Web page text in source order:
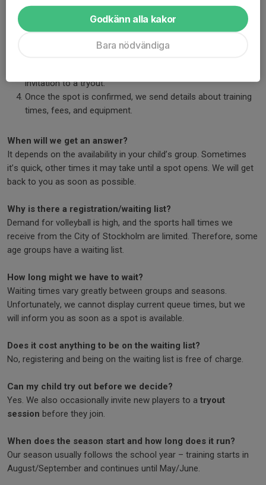
What is the process?
Submit the registration form.
invitation to a tryout.
Once the spot is confirmed, we send details about training
times, fees, and equipment.
When will we get an answer?
It depends on the availability in your child’s group. Sometimes
it’s quick, other times it may take until a spot opens. We will get
back to you as soon as possible.
Why is there a registration/waiting list?
Demand for volleyball is high, and the sports hall times we
receive from the City of Stockholm are limited. Therefore, some
age groups have a waiting list.
How long might we have to wait?
Waiting times vary greatly between groups and seasons.
Unfortunately, we cannot display current queue times, but we
will inform you as soon as a spot is available.
Does it cost anything to be on the waiting list?
No, registering and being on the waiting list is free of charge.
Can my child try out before we decide?
Yes. We also occasionally invite new players to a tryout
session before they join.
When does the season start and how long does it run?
Our season usually follows the school year – training starts in
August/September and continues until May/June.
Godkänn alla kakor
Bara nödvändiga